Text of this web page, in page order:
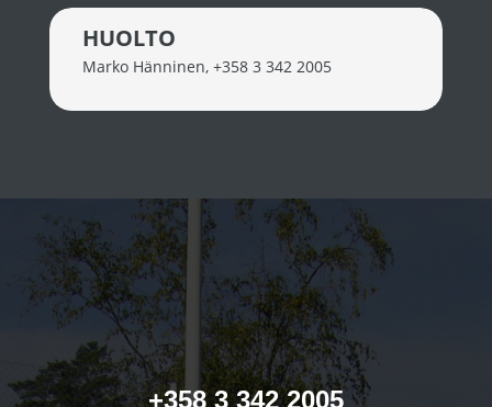
HUOLTO
Marko Hänninen, +358 3 342 2005
+358 3 342 2005